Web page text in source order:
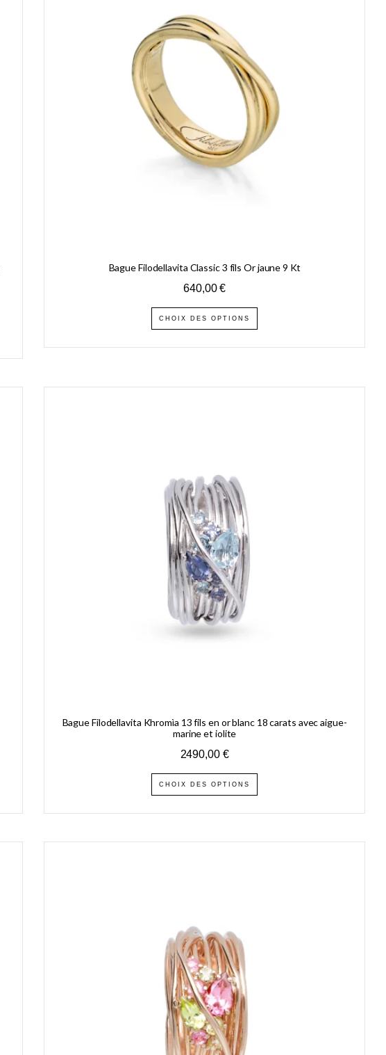
Bague Filodellavita Classic 3 fils Or jaune 9 Kt
640,00€
CHOIX DES OPTIONS
Bague Filodellavita Khromìa 13 fils en or blanc 18 carats avec aigue-
marine et iolite
2490,00 €
CHOIX DES OPTIONS